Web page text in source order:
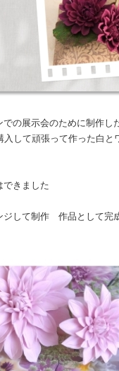
での展示会のために制作し
入して頑張って作った白
できました
ジして制作 作品として完